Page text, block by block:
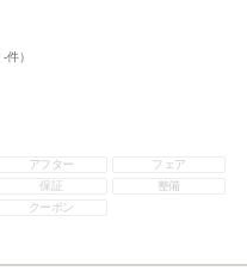
-件）
アフター
フェア
保証
整備
クーポン